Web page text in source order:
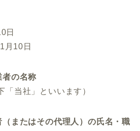
日
月10日
の名称
「当社」といいます）
またはその代理人）の氏名・職